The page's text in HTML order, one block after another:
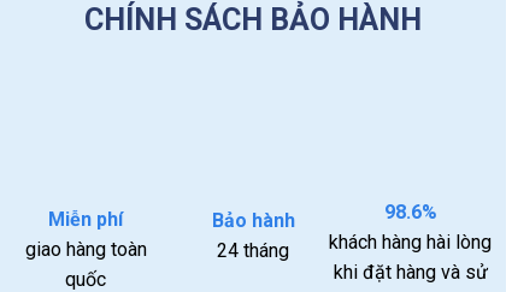
CHÍNH SÁCH BẢO HÀNH
Miễn phí
giao hàng toàn
quốc
Bảo hành
24 tháng
98.6%
khách hàng hài lòng
khi đặt hàng và sử